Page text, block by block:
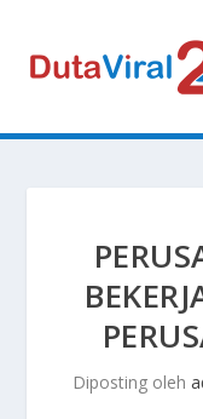
Diposting oleh